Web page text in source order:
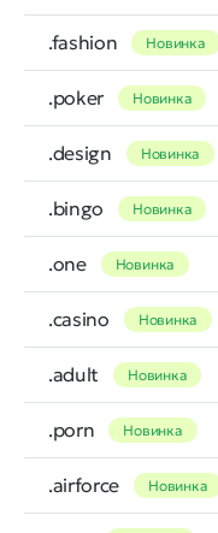
.fashion Новинка
.poker Новинка
.design Новинка
.bingo Новинка
.one Новинка
.casino Новинка
.adult Новинка
.porn Новинка
.airforce Новинка